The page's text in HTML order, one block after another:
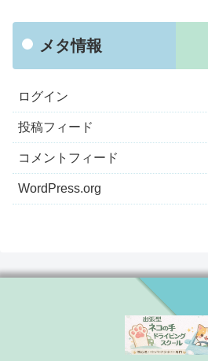
メタ情報
ログイン
投稿フィード
コメントフィード
WordPress.org